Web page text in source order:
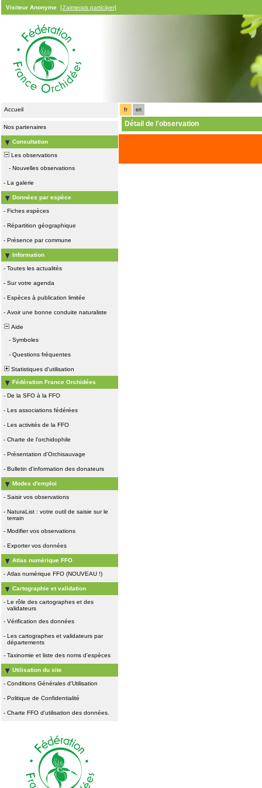
Visiteur Anonyme [J'aimerais participer]
Accueil
Nos partenaires
Consultation
Les observations
- Nouvelles observations
- La galerie
Données par espèce
- Fiches espèces
- Répartition géographique
- Présence par commune
Information
- Toutes les actualités
- Sur votre agenda
- Espèces à publication limitée
- Avoir une bonne conduite naturaliste
Aide
- Symboles
- Questions fréquentes
Statistiques d'utilisation
Fédération France Orchidées
- De la SFO à la FFO
- Les associations fédérées
- Les activités de la FFO
- Charte de l'orchidophile
- Présentation d'Orchisauvage
- Bulletin d'information des donateurs
Modes d'emploi
- Saisir vos observations
- NaturaList : votre outil de saisie sur le
terrain
- Modifier vos observations
- Exporter vos données
Atlas numérique FFO
- Atlas numérique FFO (NOUVEAU !)
Cartographie et validation
- Le rôle des cartographes et des
validateurs
- Vérification des données
- Les cartographes et validateurs par
départements
- Taxinomie et liste des noms d'espèces
Utilisation du site
- Conditions Générales d'Utilisation
- Politique de Confidentialité
- Charte FFO d'utilisation des données.
fr en
Détail de l'observation